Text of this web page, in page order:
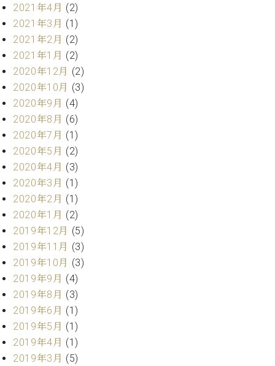
イ
ン
デ
ジ
タ
ル)
ト
情
報
八
王
工
房
ブ
ロ
グ
ア
セ
ス
お
問
い
わ
せ
ア
ー
テ
2021年4月 (2)
2021年3月 (1)
2021年2月 (2)
2021年1月 (2)
2020年12月 (2)
2020年10月 (3)
2020年9月 (4)
2020年8月 (6)
2020年7月 (1)
2020年5月 (2)
2020年4月 (3)
2020年3月 (1)
2020年2月 (1)
2020年1月 (2)
2019年12月 (5)
2019年11月 (3)
2019年10月 (3)
2019年9月 (4)
2019年8月 (3)
2019年6月 (1)
2019年5月 (1)
2019年4月 (1)
2019年3月 (5)